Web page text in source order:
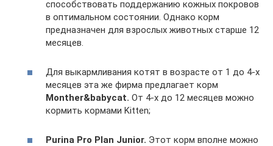
способствовать поддержанию кожных покровов
в оптимальном состоянии. Однако корм
предназначен для взрослых животных старше 12
месяцев.
Для выкармливания котят в возрасте от 1 до 4-х
месяцев эта же фирма предлагает корм
Monther&babycat. От 4-х до 12 месяцев можно
кормить кормами Kitten;
Purina Pro Plan Junior. Этот корм вполне можно